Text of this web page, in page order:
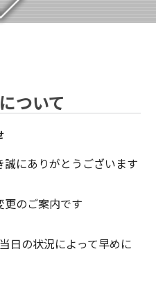
ついて
にありがとうございます
のご案内です
日の状況によって早めに